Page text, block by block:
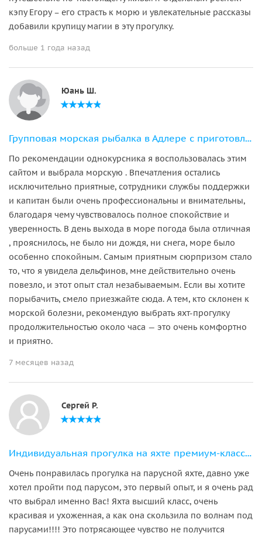
кэпу Егору – его страсть к морю и увлекательные рассказы
добавили крупицу магии в эту прогулку.
больше 1 года назад
Юань Ш.
Групповая морская рыбалка в Адлере с приготовлением улова
По рекомендации однокурсника я воспользовалась этим
сайтом и выбрала морскую . Впечатления остались
исключительно приятные, сотрудники службы поддержки
и капитан были очень профессиональны и внимательны,
благодаря чему чувствовалось полное спокойствие и
уверенность. В день выхода в море погода была отличная
, прояснилось, не было ни дождя, ни снега, море было
особенно спокойным. Самым приятным сюрпризом стало
то, что я увидела дельфинов, мне действительно очень
повезло, и этот опыт стал незабываемым. Если вы хотите
порыбачить, смело приезжайте сюда. А тем, кто склонен к
морской болезни, рекомендую выбрать яхт-прогулку
продолжительностью около часа — это очень комфортно
и приятно.
7 месяцев назад
Сергей Р.
Индивидуальная прогулка на яхте премиум-класса «ALISIA» (порт Адлера)
Очень понравилась прогулка на парусной яхте, давно уже
хотел пройти под парусом, это первый опыт, и я очень рад
что выбрал именно Вас! Яхта высший класс, очень
красивая и ухоженная, а как она скользила по волнам под
парусами!!!! Это потрясающее чувство не получится